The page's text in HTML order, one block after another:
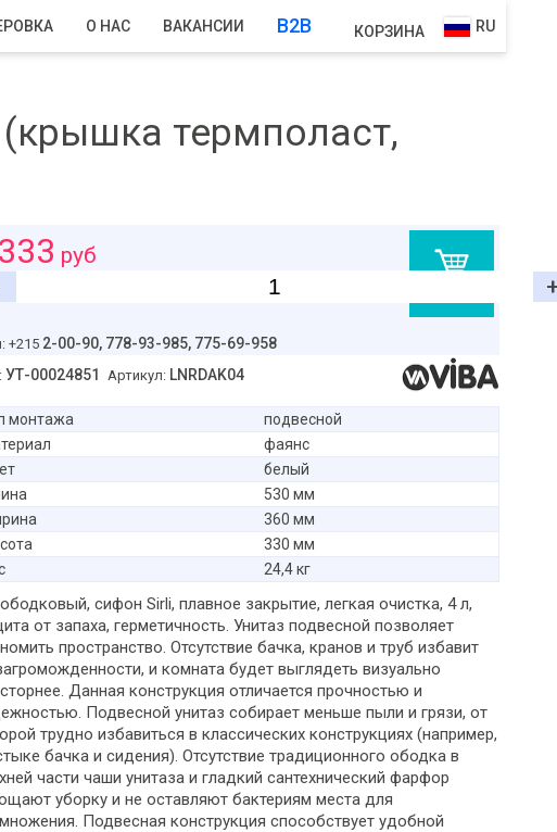
О НАС ВАКАНСИИ B2B КОРЗИНА RU
термполаст,
руб
+215 2-00-90, 778-93-985, 775-69-958
УТ-00024851 Артикул: LNRDAK04
монтажа
подвесной
фаянс
белый
530 мм
360 мм
330 мм
24,4 кг
сифон Sirli, плавное закрытие, легкая очистка, 4 л,
от запаха, герметичность. Унитаз подвесной позволяет
пространство. Отсутствие бачка, кранов и труб избавит
и комната будет выглядеть визуально
Данная конструкция отличается прочностью и
Подвесной унитаз собирает меньше пыли и грязи, от
трудно избавиться в классических конструкциях (например,
бачка и сидения). Отсутствие традиционного ободка в
части чаши унитаза и гладкий сантехнический фарфор
уборку и не оставляют бактериям места для
Подвесная конструкция способствует удобной